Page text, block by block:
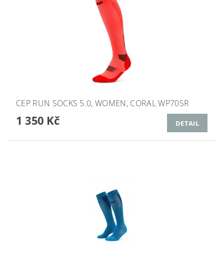
CEP RUN SOCKS 5.0, WOMEN, CORAL WP70SR
1 350 Kč DETAIL